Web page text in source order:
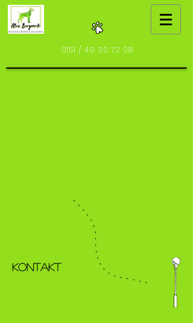
0151 /40 30 72 08
KONTAKT